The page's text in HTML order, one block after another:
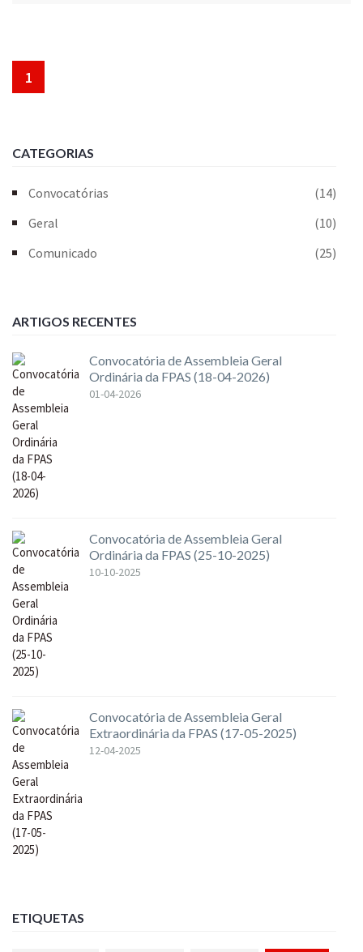
1
CATEGORIAS
Convocatórias
(14)
Geral
(10)
Comunicado
(25)
ARTIGOS RECENTES
Convocatória de Assembleia Geral
Ordinária da FPAS (18-04-2026)
01-04-2026
Convocatória de Assembleia Geral
Ordinária da FPAS (25-10-2025)
10-10-2025
Convocatória de Assembleia Geral
Extraordinária da FPAS (17-05-2025)
12-04-2025
ETIQUETAS